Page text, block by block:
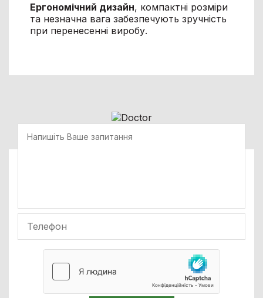
Ергономічний дизайн, компактні розміри
та незначна вага забезпечують зручність
при перенесенні виробу.